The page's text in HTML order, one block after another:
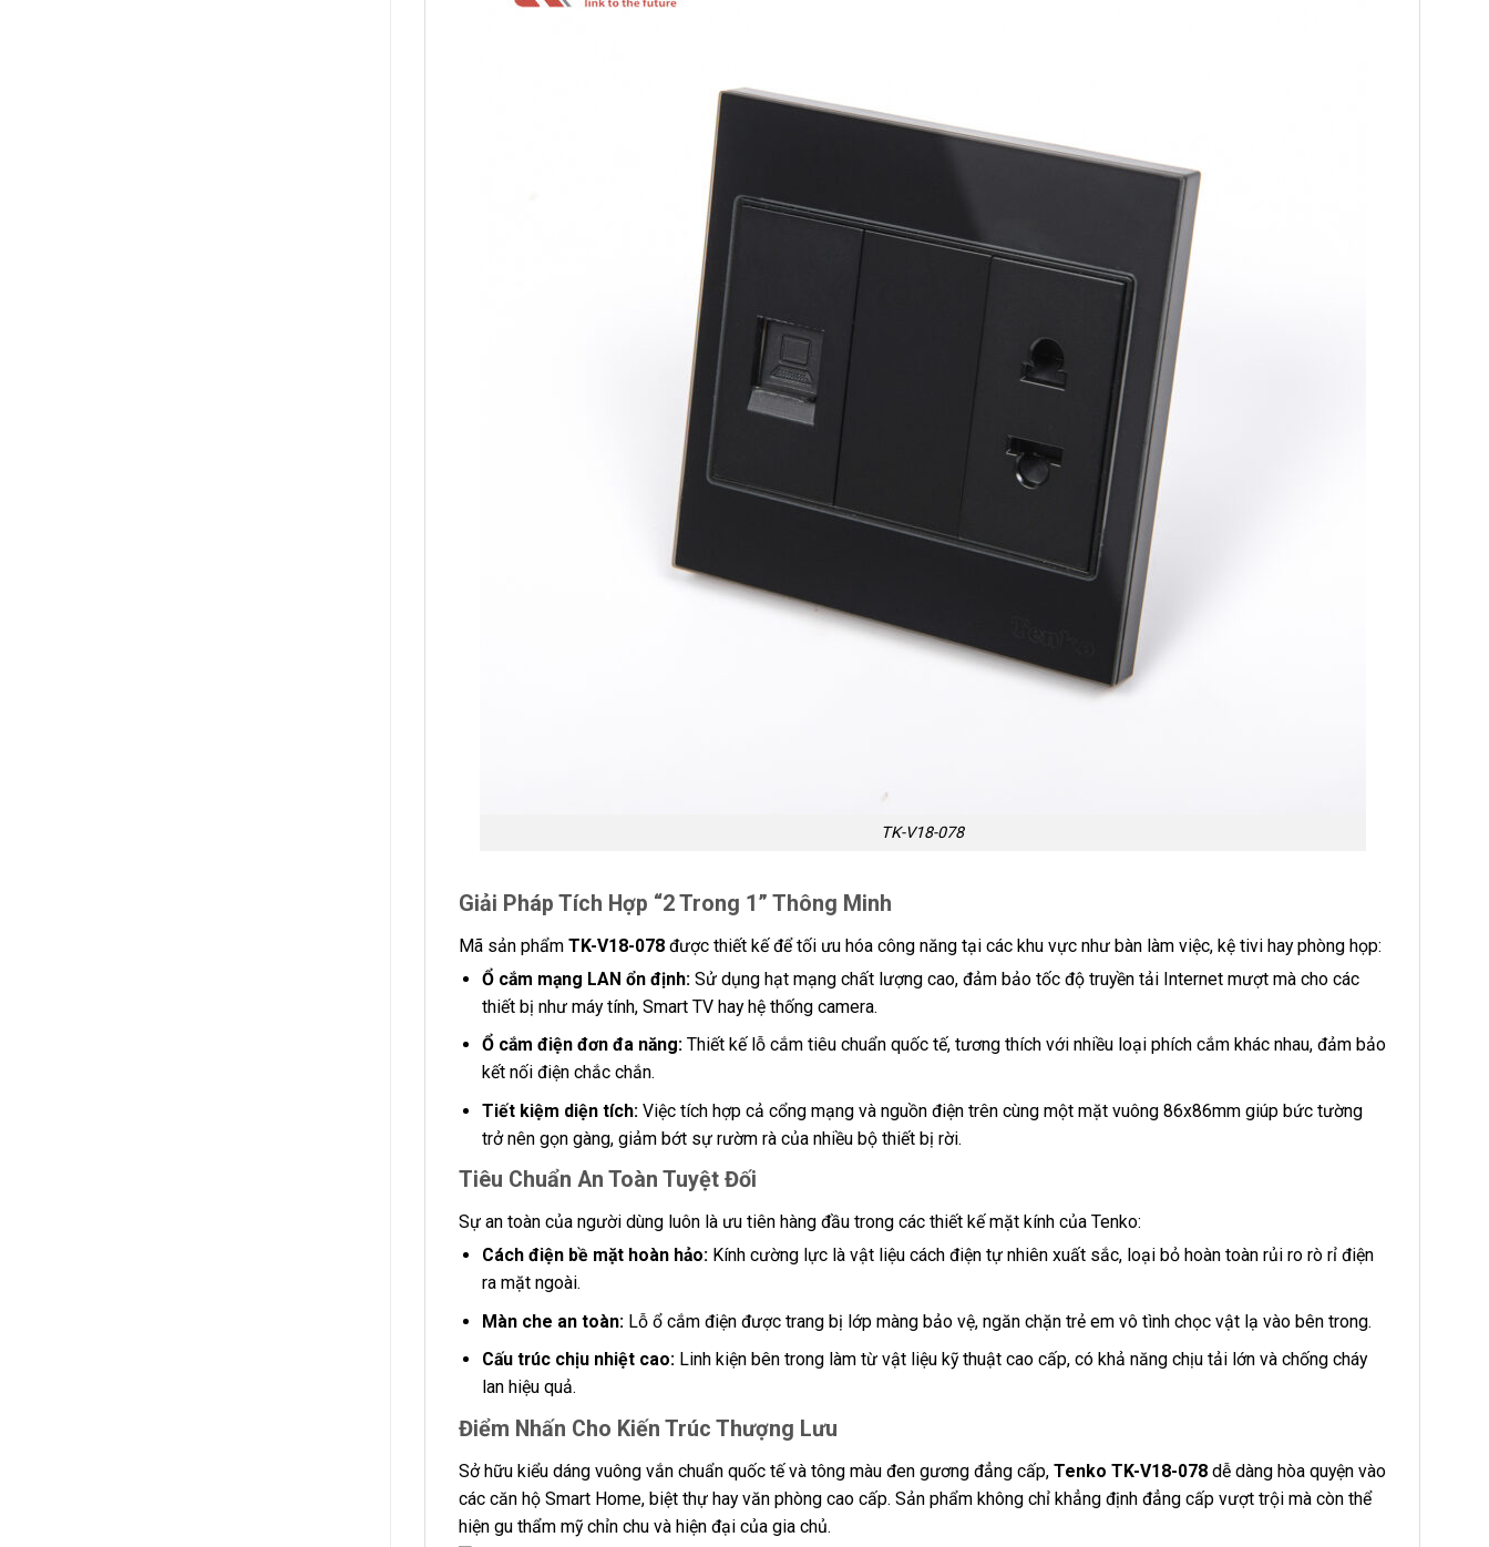
TK-V18-078
Giải Pháp Tích Hợp “2 Trong 1” Thông Minh
Mã sản phẩm TK-V18-078 được thiết kế để tối ưu hóa công năng tại các khu vực như bàn làm việc, kệ tivi hay phòng họp:
Ổ cắm mạng LAN ổn định: Sử dụng hạt mạng chất lượng cao, đảm bảo tốc độ truyền tải Internet mượt mà cho các
thiết bị như máy tính, Smart TV hay hệ thống camera.
Ổ cắm điện đơn đa năng: Thiết kế lỗ cắm tiêu chuẩn quốc tế, tương thích với nhiều loại phích cắm khác nhau, đảm bảo
kết nối điện chắc chắn.
Tiết kiệm diện tích: Việc tích hợp cả cổng mạng và nguồn điện trên cùng một mặt vuông 86x86mm giúp bức tường
trở nên gọn gàng, giảm bớt sự rườm rà của nhiều bộ thiết bị rời.
Tiêu Chuẩn An Toàn Tuyệt Đối
Sự an toàn của người dùng luôn là ưu tiên hàng đầu trong các thiết kế mặt kính của Tenko:
Cách điện bề mặt hoàn hảo: Kính cường lực là vật liệu cách điện tự nhiên xuất sắc, loại bỏ hoàn toàn rủi ro rò rỉ điện
ra mặt ngoài.
Màn che an toàn: Lỗ ổ cắm điện được trang bị lớp màng bảo vệ, ngăn chặn trẻ em vô tình chọc vật lạ vào bên trong.
Cấu trúc chịu nhiệt cao: Linh kiện bên trong làm từ vật liệu kỹ thuật cao cấp, có khả năng chịu tải lớn và chống cháy
lan hiệu quả.
Điểm Nhấn Cho Kiến Trúc Thượng Lưu
Sở hữu kiểu dáng vuông vắn chuẩn quốc tế và tông màu đen gương đẳng cấp, Tenko TK-V18-078 dễ dàng hòa quyện vào
các căn hộ Smart Home, biệt thự hay văn phòng cao cấp. Sản phẩm không chỉ khẳng định đẳng cấp vượt trội mà còn thể
hiện gu thẩm mỹ chỉn chu và hiện đại của gia chủ.